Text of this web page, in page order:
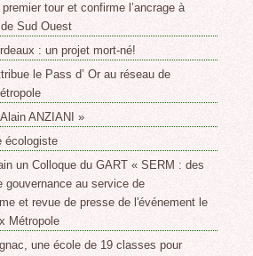
tour et confirme l’ancrage à
Sud Ouest
: un projet mort-né!
le Pass d’ Or au réseau de
ANZIANI »
écologiste
un Colloque du GART « SERM : des
gouvernance au service de
et revue de presse de l'événement le
Métropole
une école de 19 classes pour